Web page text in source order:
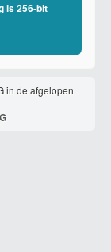
is 256-bit
in de afgelopen